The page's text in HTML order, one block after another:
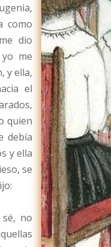
como
dio
me
y ella,
el
quien
debía
y ella
se
no